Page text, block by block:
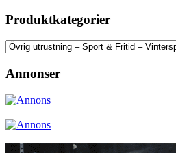
Produktkategorier
Annonser